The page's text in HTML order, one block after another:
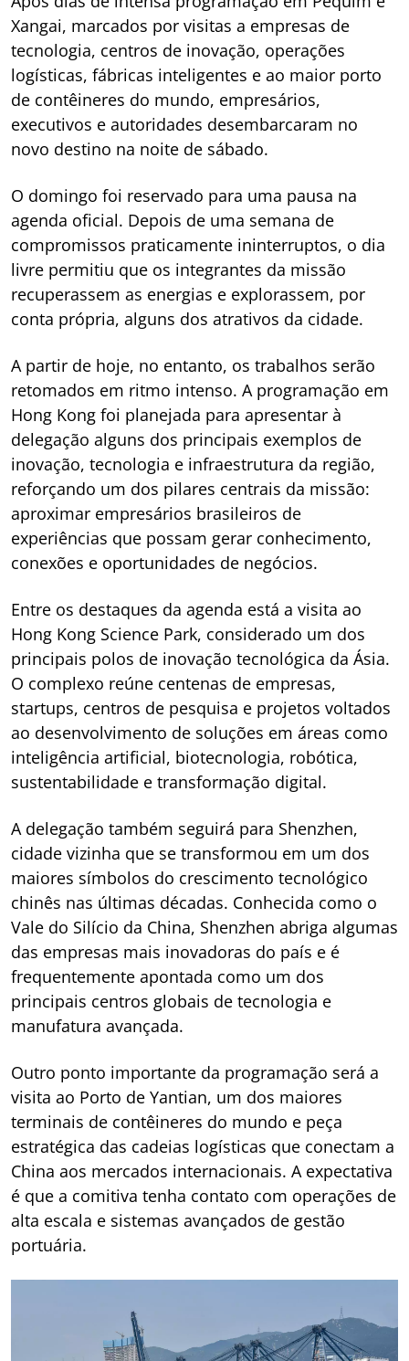
Xangai, marcados por visitas a empresas de
tecnologia, centros de inovação, operações
logísticas, fábricas inteligentes e ao maior porto
de contêineres do mundo, empresários,
executivos e autoridades desembarcaram no
novo destino na noite de sábado.
O domingo foi reservado para uma pausa na
agenda oficial. Depois de uma semana de
compromissos praticamente ininterruptos, o dia
livre permitiu que os integrantes da missão
recuperassem as energias e explorassem, por
conta própria, alguns dos atrativos da cidade.
A partir de hoje, no entanto, os trabalhos serão
retomados em ritmo intenso. A programação em
Hong Kong foi planejada para apresentar à
delegação alguns dos principais exemplos de
inovação, tecnologia e infraestrutura da região,
reforçando um dos pilares centrais da missão:
aproximar empresários brasileiros de
experiências que possam gerar conhecimento,
conexões e oportunidades de negócios.
Entre os destaques da agenda está a visita ao
Hong Kong Science Park, considerado um dos
principais polos de inovação tecnológica da Ásia.
O complexo reúne centenas de empresas,
startups, centros de pesquisa e projetos voltados
ao desenvolvimento de soluções em áreas como
inteligência artificial, biotecnologia, robótica,
sustentabilidade e transformação digital.
A delegação também seguirá para Shenzhen,
cidade vizinha que se transformou em um dos
maiores símbolos do crescimento tecnológico
chinês nas últimas décadas. Conhecida como o
Vale do Silício da China, Shenzhen abriga algumas
das empresas mais inovadoras do país e é
frequentemente apontada como um dos
principais centros globais de tecnologia e
manufatura avançada.
Outro ponto importante da programação será a
visita ao Porto de Yantian, um dos maiores
terminais de contêineres do mundo e peça
estratégica das cadeias logísticas que conectam a
China aos mercados internacionais. A expectativa
é que a comitiva tenha contato com operações de
alta escala e sistemas avançados de gestão
portuária.